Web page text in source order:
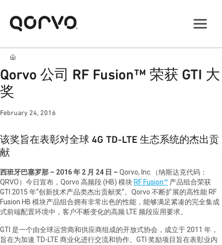
Qorvo 公司 RF Fusion™ 荣获 GTI 大
奖
February 24, 2016
该奖旨在表彰对全球 4G TD-LTE 生态系统的杰出贡
献
西班牙巴塞罗那 – 2016 年 2 月 24 日 – Qorvo, Inc.（纳斯达克代码：
QRVO）今日宣布，Qorvo 高频段 (HB) 模块 RF Fusion™ 产品组合荣获
GTI 2015 年“创新技术产品类杰出贡献奖”。Qorvo 不断扩展的高性能 RF
Fusion HB 模块产品组合拥有非常出色的性能，能够满足紧凑的完全集成
式前端配置环境中，客户不断变化的高频 LTE 频段应用要求。
GTI 是一个由全球运营商和供应商组成的开放式协会，成立于 2011 年，
旨在为加速 TD-LTE 商业化进行交流和协作。GTI 奖励项目旨在表彰业内